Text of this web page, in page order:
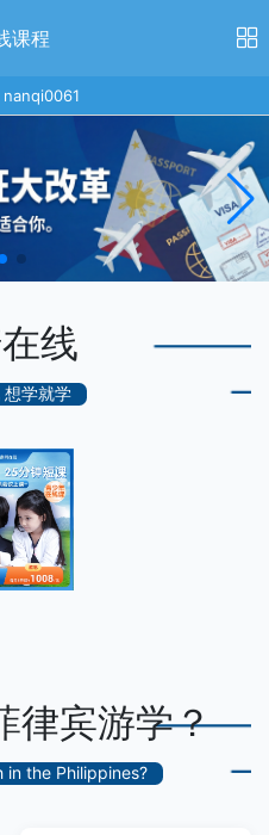
课程
nanqi0061
线
想学就学
律宾游学？
in the Philippines?